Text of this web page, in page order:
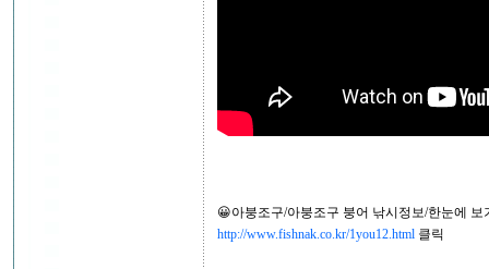
😀아붕조구/아붕조구 붕어 낚시정보/한눈에 보
http://www.fishnak.co.kr/1you12.html 클릭